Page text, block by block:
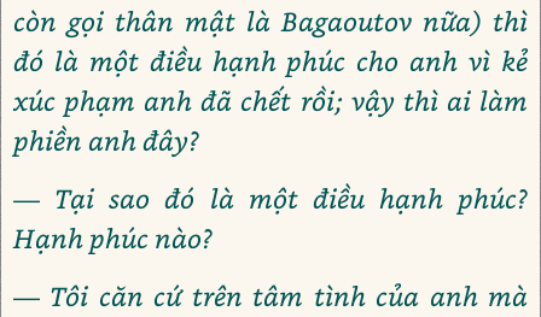
còn gọi thân mật là Bagaoutov nữa) thì
đó là một điều hạnh phúc cho anh vì kẻ
xúc phạm anh đã chết rồi; vậy thì ai làm
phiền anh đây?
— Tại sao đó là một điều hạnh phúc?
Hạnh phúc nào?
— Tôi căn cứ trên tâm tình của anh mà